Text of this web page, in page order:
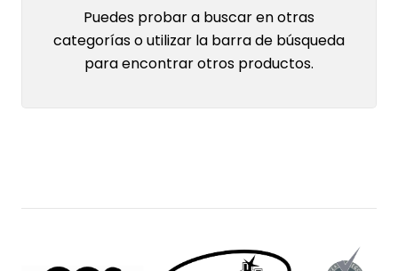
Puedes probar a buscar en otras
categorías o utilizar la barra de búsqueda
para encontrar otros productos.